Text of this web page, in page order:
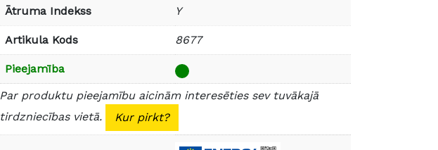
Ātruma Indekss Y
Artikula Kods 8677
Pieejamība
Par produktu pieejamību aicinām interesēties sev tuvākajā
tirdzniecības vietā.
Kur pirkt?